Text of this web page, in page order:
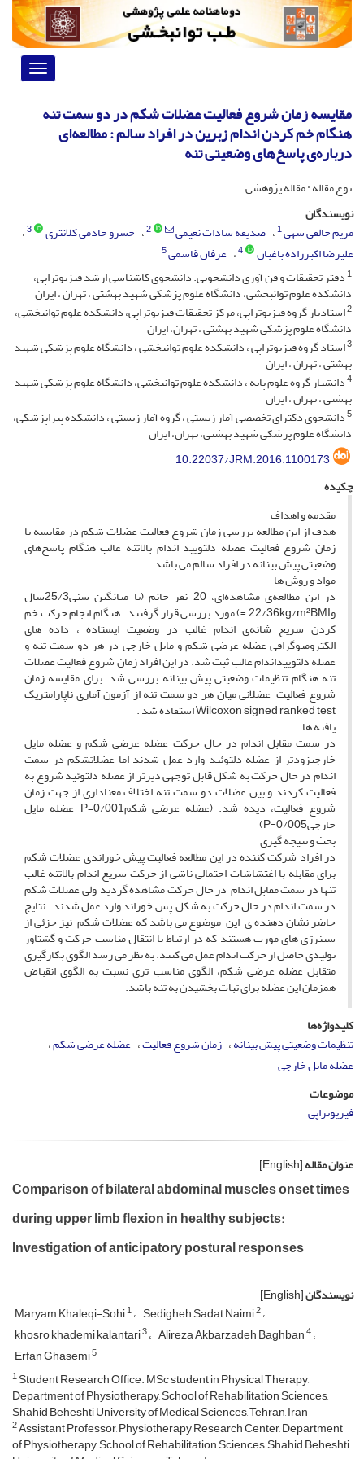
Toggle
مقایسه زمان شروع فعالیت عضلات شکم در دو سمت تنه
هنگام خم کردن اندام زبرین در افراد سالم : مطالعه‌ای
درباره‌ی پاسخ‌های وضعیتی تنه
نوع مقاله : مقاله پژوهشی
نویسندگان
مریم خالقی سهی1 صدیقه سادات نعیمی 2 خسرو خادمی کلانتری 3
علیرضا اکبرزاده باغبان 4 عرفان قاسمی5
1دفتر تحقیقات و فن آوری دانشجویی. دانشجوی کاشناسی ارشد فیزیوتراپی،
دانشکده علوم توانبخشی، دانشگاه علوم پزشکی شهید بهشتی ، تهران ، ایران
2استادیار گروه فیزیوتراپی، مرکز تحقیقات فیزیوتراپی، دانشکده علوم توانبخشی،
دانشگاه علوم پزشکی شهید بهشتی ، تهران، ایران
3استاد گروه فیزیوتراپی ، دانشکده علوم توانبخشی ، دانشگاه علوم پزشکی شهید
بهشتی ، تهران ، ایران
4دانشیار گروه علوم پایه ، دانشکده علوم توانبخشی، دانشگاه علوم پزشکی شهید
بهشتی ، تهران ، ایران
5دانشجوی دکترای تخصصی آمار زیستی ، گروه آمار زیستی ، دانشکده پیراپزشکی،
دانشگاه علوم پزشکی شهید بهشتی، تهران، ایران
10.22037/JRM.2016.1100173
چکیده
مقدمه و اهداف
هدف از این مطالعه بررسی زمان شروع فعالیت عضلات شکم در مقایسه با
زمان شروع فعالیت عضله دلتویید اندام بالاتنه غالب هنگام پاسخ‌های
وضعیتی پیش بینانه در افراد سالم می باشد.
مواد و روش ها
در این مطالعه‌ی مشاهده‌ای، 20 نفر خانم (با میانگین سنی25/3سال
و22/36kg/m²BMI =) مورد بررسی قرار گرفتند . هنگام انجام حرکت خم
کردن سریع شانه‌ی اندام غالب در وضعیت ایستاده ، داده های
الکترومیوگرافی عضله عرضی شکم و مایل خارجی در هر دو سمت تنه و
عضله دلتوییداندام غالب ثبت شد. در این افراد زمان شروع فعالیت عضلات
تنه هنگام تنظیمات وضعیتی پیش بینانه بررسی شد .برای مقایسه زمان
شروع فعالیت عضلانی میان هر دو سمت تنه از آزمون آماری ناپارامتریک
Wilcoxon signed ranked test استفاده شد .
یافته ها
در سمت مقابل اندام در حال حرکت عضله عرضی شکم و عضله مایل
خارجیزودتر از عضله دلتوئید وارد عمل شدند اما عضلاتشکم در سمت
اندام در حال حرکت به شکل قابل توجهی دیرتر از عضله دلتوئید شروع به
فعالیت کردند و بین عضلات دو سمت تنه اختلاف معناداری از جهت زمان
شروع فعالیت، دیده شد. (عضله عرضی شکمP=0/001, عضله مایل
خارجیP=0/005)
بحث و نتیجه گیری
در افراد شرکت کننده در این مطالعه فعالیت پیش خوراندی عضلات شکم
برای مقابله با اغتشاشات احتمالی ناشی از حرکت سریع اندام بالاتنه غالب
تنها در سمت مقابل اندام در حال حرکت مشاهده گردید ولی عضلات شکم
در سمت اندام در حال حرکت به شکل پس خوراند وارد عمل شدند. نتایج
حاضر نشان دهنده ی این موضوع می باشد که عضلات شکم نیز جزئی از
سینرژی های مورب هستند که در ارتباط با انتقال مناسب حرکت و گشتاور
تولیدی حاصل از حرکت اندام عمل می کنند. به نظر می رسد الگوی بکارگیری
متقابل عضله عرضی شکم، الگوی مناسب تری نسبت به الگوی انقباض
همزمان این عضله برای ثبات بخشیدن به تنه باشد.
کلیدواژه‌ها
تنظیمات وضعیتی پیش بینانه زمان شروع فعالیت عضله عرضی شکم
عضله مایل خارجی
موضوعات
فیزیوتراپی
عنوان مقاله[English]
Comparison of bilateral abdominal muscles onset times
during upper limb flexion in healthy subjects:
Investigation of anticipatory postural responses
نویسندگان[English]
Maryam Khaleqi-Sohi1 Sedigheh Sadat Naimi2
khosro khademi kalantari3 Alireza Akbarzadeh Baghban4
Erfan Ghasemi5
1Student Research Office. MSc student in Physical Therapy,
Department of Physiotherapy, School of Rehabilitation Sciences,
Shahid Beheshti University of Medical Sciences, Tehran, Iran
2Assistant Professor, Physiotherapy Research Center, Department
of Physiotherapy, School of Rehabilitation Sciences, Shahid Beheshti